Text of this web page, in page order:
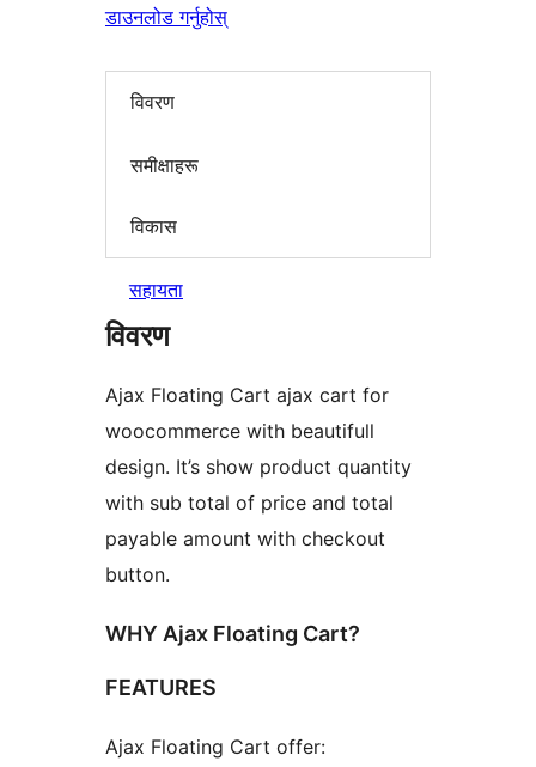
डाउनलोड गर्नुहोस्
विवरण
समीक्षाहरू
विकास
सहायता
विवरण
Ajax Floating Cart ajax cart for
woocommerce with beautifull
design. It’s show product quantity
with sub total of price and total
payable amount with checkout
button.
WHY Ajax Floating Cart?
FEATURES
Ajax Floating Cart offer: